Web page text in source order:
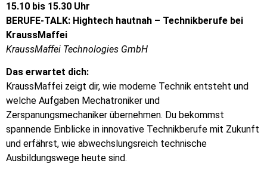
15.10 bis 15.30 Uhr
BERUFE-TALK: Hightech hautnah – Technikberufe bei
KraussMaffei
KraussMaffei Technologies GmbH
Das erwartet dich:
KraussMaffei zeigt dir, wie moderne Technik entsteht und
welche Aufgaben Mechatroniker und
Zerspanungsmechaniker übernehmen. Du bekommst
spannende Einblicke in innovative Technikberufe mit Zukunft
und erfährst, wie abwechslungsreich technische
Ausbildungswege heute sind.